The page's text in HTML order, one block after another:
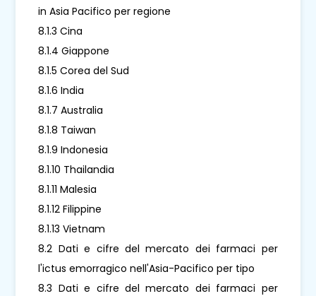
in Asia Pacifico per regione
8.1.3 Cina
8.1.4 Giappone
8.1.5 Corea del Sud
8.1.6 India
8.1.7 Australia
8.1.8 Taiwan
8.1.9 Indonesia
8.1.10 Thailandia
8.1.11 Malesia
8.1.12 Filippine
8.1.13 Vietnam
8.2 Dati e cifre del mercato dei farmaci per
l'ictus emorragico nell'Asia-Pacifico per tipo
8.3 Dati e cifre del mercato dei farmaci per